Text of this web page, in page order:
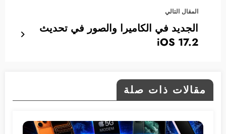
المقال التالي
الجديد في الكاميرا والصور في تحديث
iOS 17.2
مقالات ذات صلة